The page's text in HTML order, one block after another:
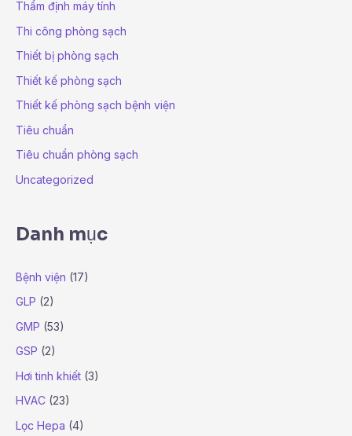
Thẩm định máy tính
Thi công phòng sạch
Thiết bị phòng sạch
Thiết kế phòng sạch
Thiết kế phòng sạch bệnh viện
Tiêu chuẩn
Tiêu chuẩn phòng sạch
Uncategorized
Danh mục
Bệnh viện (17)
GLP (2)
GMP (53)
GSP (2)
Hơi tinh khiết (3)
HVAC (23)
Lọc Hepa (4)